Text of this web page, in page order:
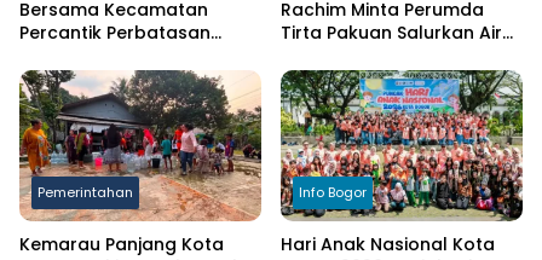
Bersama Kecamatan
Percantik Perbatasan
Putih Sambut HUT RI ke-81
Rachim Minta Perumda
Tirta Pakuan Salurkan Air
Terdampak Kekeringan
Pemerintahan
Kemarau Panjang Kota
Info Bogor
Hari Anak Nasional Kota